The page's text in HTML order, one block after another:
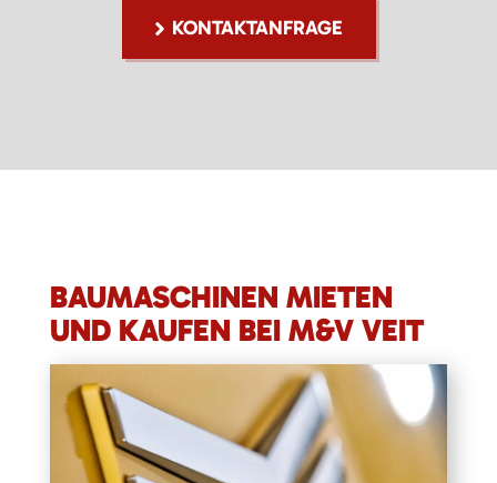
KONTAKTANFRAGE
BAUMASCHINEN MIETEN
UND KAUFEN BEI M&V VEIT